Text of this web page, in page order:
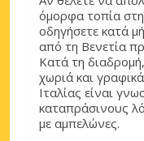
όμορφα τοπία στη
οδηγήσετε κατά
από τη Βενετία
Κατά τη
χωριά και
Ιταλίας είναι
καταπράσινους
με αμπελώνες.